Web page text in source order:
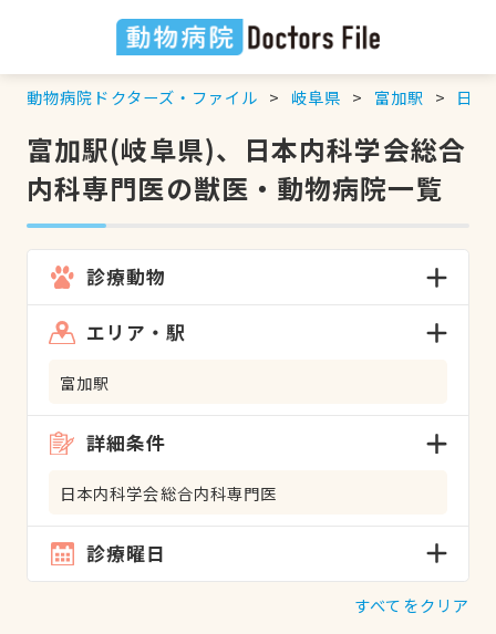
動物病院ドクターズ・ファイル 岐阜県 富加駅 日本
富加駅(岐阜県)、日本内科学会総合
内科専門医の獣医・動物病院一覧
診療動物
エリア・駅
富加駅
詳細条件
日本内科学会総合内科専門医
診療曜日
すべてをクリア